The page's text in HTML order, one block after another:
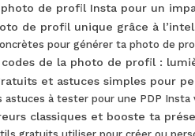
de profil Insta pour un
de profil unique grâce à
pour générer ta photo de
de la photo de profil :
et astuces simples pour
astuces à tester pour une PDP Insta
classiques et booste ta